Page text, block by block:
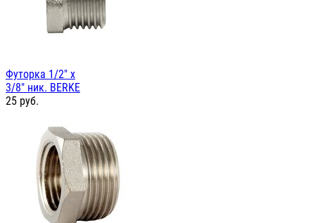
Футорка 1/2" х
3/8" ник. BERKE
25 руб.